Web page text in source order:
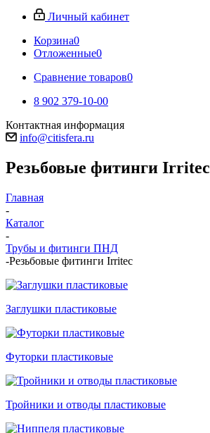
Личный кабинет
Корзина0
Отложенные0
Сравнение товаров0
8 902 379-10-00
Контактная информация
info@citisfera.ru
Резьбовые фитинги Irritec
Главная
-
Каталог
-
Трубы и фитинги ПНД
-Резьбовые фитинги Irritec
Заглушки пластиковые
Футорки пластиковые
Тройники и отводы пластиковые